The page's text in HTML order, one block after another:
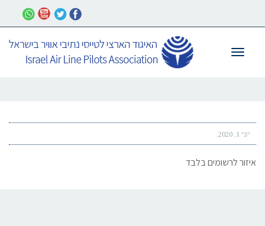
תפריט
יוני 1, 2020
איזור לרשומים בלבד